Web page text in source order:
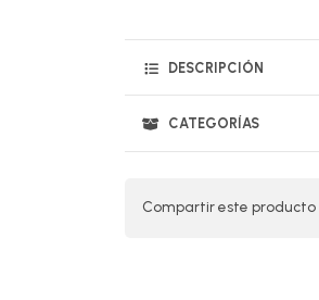
DESCRIPCIÓN
CATEGORÍAS
Compartir este producto